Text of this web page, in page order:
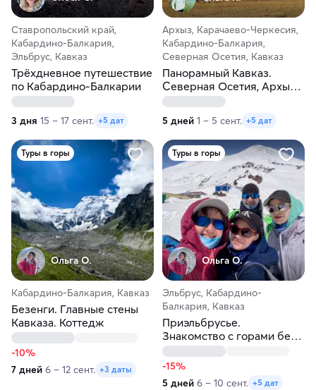
Ставропольский край,
Кабардино-Балкария,
Эльбрус, Кавказ
Трёхдневное путешествие
по Кабардино-Балкарии
3 дня 15 – 17 сент. +5 дат
Архыз, Карачаево-Черкесия,
Кабардино-Балкария,
Северная Осетия, Кавказ
Панорамный Кавказ.
Северная Осетия, Архыз,
Джилы-Су, Чегем и
5 дней 1 – 5 сент. +5 дат
Туры в горы
Ольга О.
Кабардино-Балкария, Кавказ
Безенги. Главные стены
Кавказа. Коттедж
-10%
7 дней 6 – 12 сент. +3 даты
Туры в горы
Ольга О.
Эльбрус, Кабардино-
Балкария, Кавказ
Приэльбрусье.
Знакомство с горами без
рюкзаков
-15%
5 дней 6 – 10 сент. +5 дат